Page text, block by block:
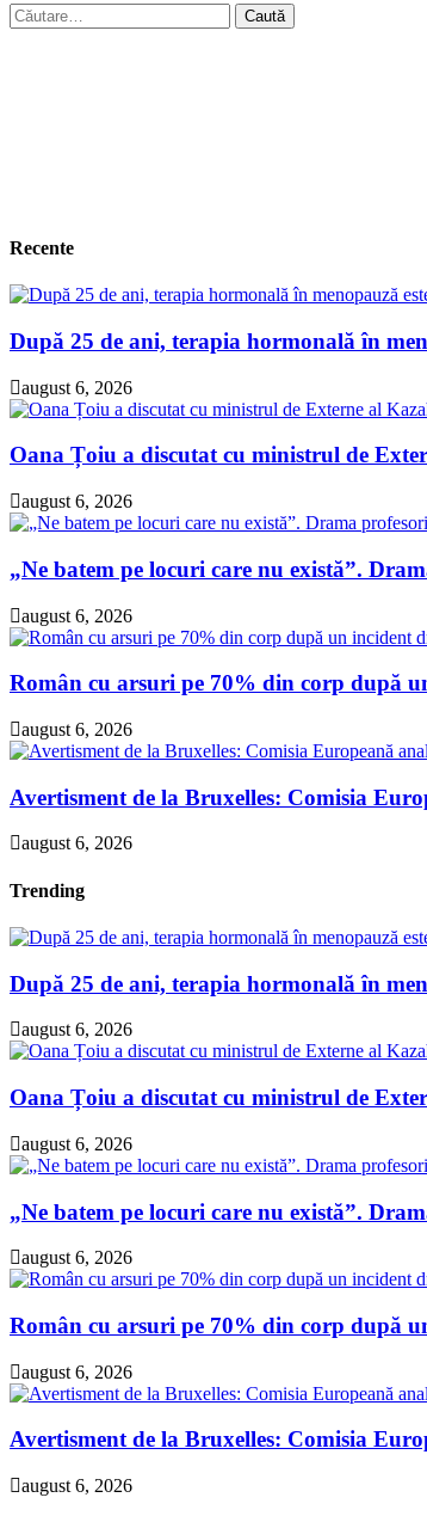
Caută
după:
Recente
După 25 de ani, terapia hormonală în
august 6, 2026
Oana Țoiu a discutat cu ministrul de
august 6, 2026
„Ne batem pe locuri care nu există”.
august 6, 2026
Român cu arsuri pe 70% din corp după
august 6, 2026
Avertisment de la Bruxelles: Comisia
august 6, 2026
Trending
După 25 de ani, terapia hormonală în
august 6, 2026
Oana Țoiu a discutat cu ministrul de
august 6, 2026
„Ne batem pe locuri care nu există”.
august 6, 2026
Român cu arsuri pe 70% din corp după
august 6, 2026
Avertisment de la Bruxelles: Comisia
august 6, 2026